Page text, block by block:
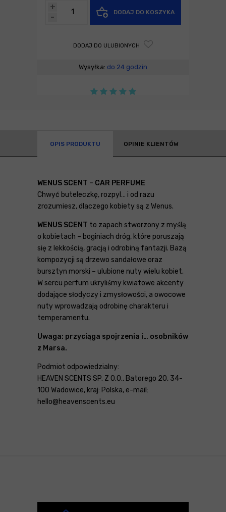
-
+
DODAJ DO KOSZYKA
DODAJ DO ULUBIONYCH
Wysyłka: do 24 godzin
OPIS PRODUKTU OPINIE KLIENTÓW
WENUS SCENT – CAR PERFUME
Chwyć buteleczkę, rozpyl… i od razu
zrozumiesz, dlaczego kobiety są z Wenus.
WENUS SCENT to zapach stworzony z myślą
o kobietach – boginiach dróg, które poruszają
się z lekkością, gracją i odrobiną fantazji. Bazą
kompozycji są drzewo sandałowe oraz
bursztyn morski – ulubione nuty wielu kobiet.
W sercu perfum ukryliśmy kwiatowe akcenty
dodające słodyczy i zmysłowości, a owocowe
nuty wprowadzają odrobinę charakteru i
temperamentu.
Uwaga: przyciąga spojrzenia i… osobników
z Marsa.
Podmiot odpowiedzialny:
HEAVEN SCENTS SP. Z O.O., Batorego 20, 34-
100 Wadowice, kraj: Polska, e-mail:
hello@heavenscents.eu